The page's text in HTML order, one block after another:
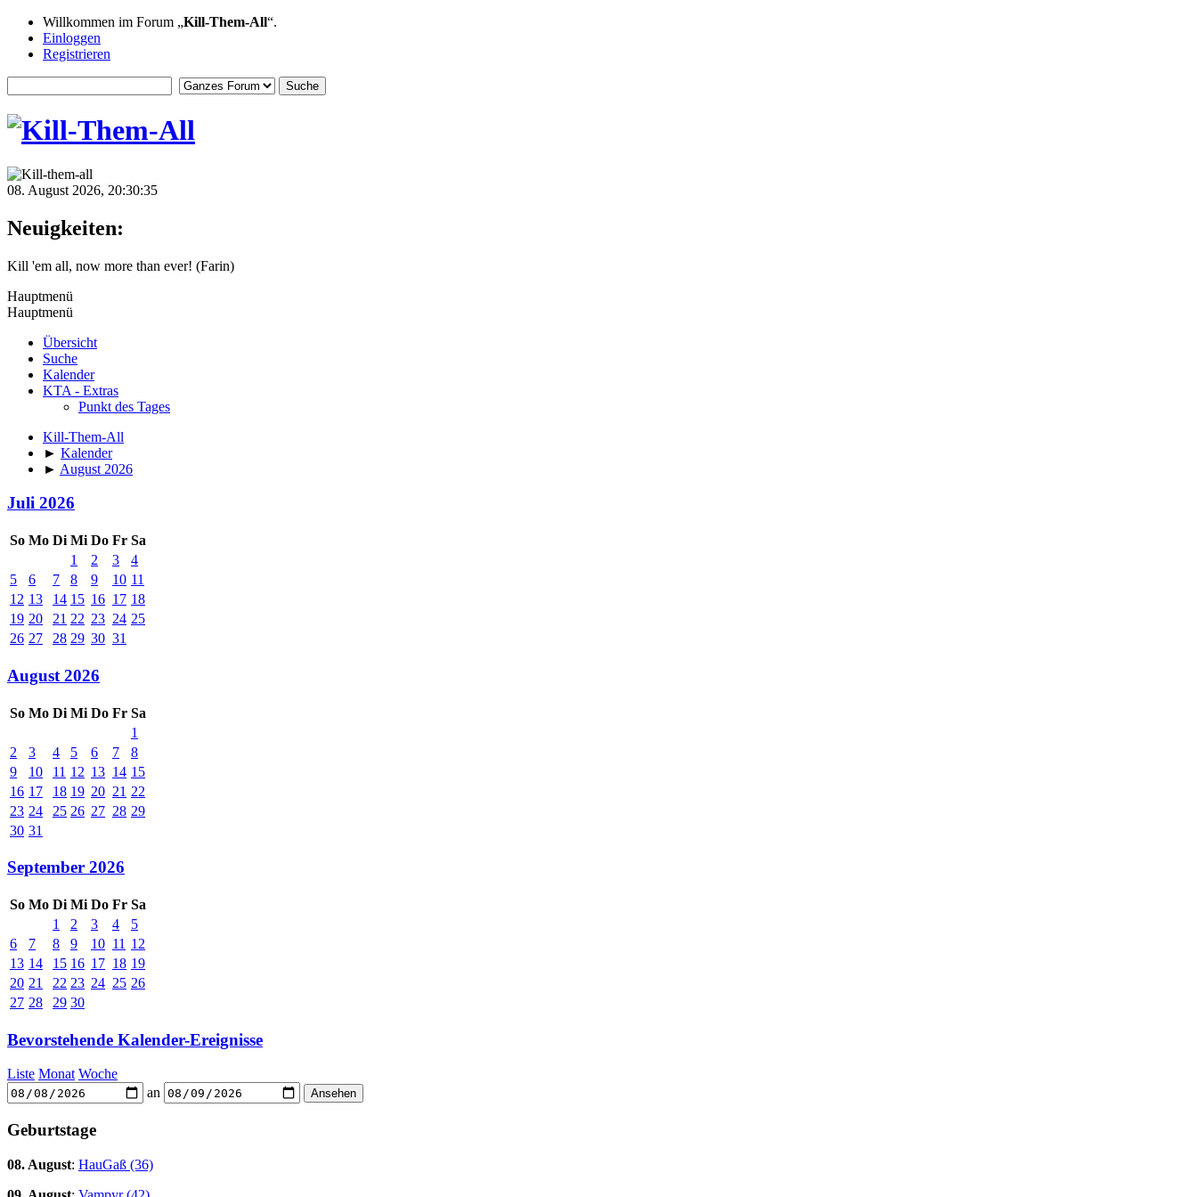
Willkommen im Forum „Kill-Them-All“.
Einloggen
Registrieren
08. August 2026, 20:30:35
Neuigkeiten:
Kill 'em all, now more than ever! (Farin)
Hauptmenü
Hauptmenü
Übersicht
Suche
Kalender
KTA - Extras
Punkt des Tages
Kill-Them-All
► Kalender
► August 2026
Juli 2026
So Mo Di Mi Do Fr Sa
1
2 3
4
5
6 7 8 9 10 11
12 13 14 15 16 17 18
19 20 21 22 23 24 25
26 27 28 29 30 31
August 2026
So Mo Di Mi Do Fr Sa
1
2
3 4 5 6 7
8
9
10 11 12 13 14 15
16 17 18 19 20 21 22
23 24 25 26 27 28 29
30 31
September 2026
So Mo Di Mi Do Fr Sa
1
2 3 4
5
6
7 8 9 10 11 12
13 14 15 16 17 18 19
20 21 22 23 24 25 26
27 28 29 30
Bevorstehende Kalender-Ereignisse
Liste Monat Woche
an
Geburtstage
08. August: HauGaß (36)